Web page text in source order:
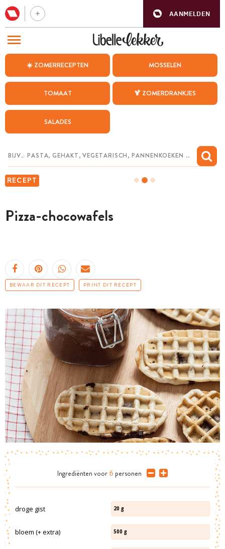
AANMELDEN
☀️ ZOMERRECEPTEN MOSSELEN
TOMAAT 🍹 ZOMERDRANKJES
SALADES
RECEPT
Pizza-chocowafels
BEWAAR DIT RECEPT PRINT DIT RECEPT
Ingrediënten voor 6 personen
droge gist 20 g
bloem (+ extra) 500 g
BEZOEK ONZE ANDERE WEBSITES
WEEKMENU
CHAT MET MAIA
MIJN BEWAARDE RECEPTEN